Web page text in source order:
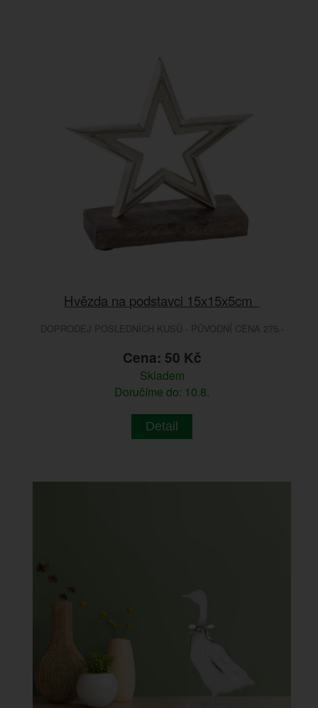
Hvězda na podstavci 15x15x5cm
DOPRODEJ POSLEDNÍCH KUSŮ - PŮVODNÍ CENA 275.-
Cena: 50 Kč
Skladem
Doručíme do: 10.8.
Detail